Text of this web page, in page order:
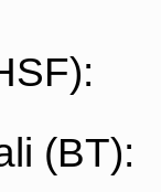
(BT):